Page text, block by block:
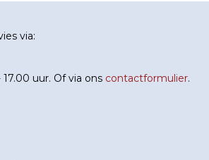
via:
uur. Of via ons contactformulier.